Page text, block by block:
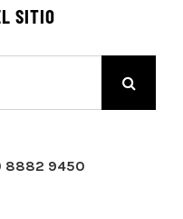
SITIO
8882 9450